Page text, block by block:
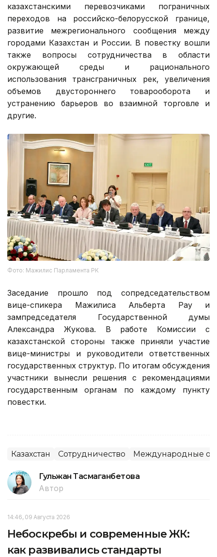
казахстанскими перевозчиками пограничных
переходов на российско-белорусской границе,
развитие межрегионального сообщения между
городами Казахстан и России. В повестку вошли
также вопросы сотрудничества в области
окружающей среды и рационального
использования трансграничных рек, увеличения
объемов двустороннего товарооборота и
устранению барьеров во взаимной торговле и
другие.
Фото: Мажилис Парламента РК
Заседание прошло под сопредседательством
вице-спикера Мажилиса Альберта Рау и
зампредседателя Государственной думы
Александра Жукова. В работе Комиссии с
казахстанской стороны также приняли участие
вице-министры и руководители ответственных
государственных структур. По итогам обсуждения
участники вынесли решения с рекомендациями
государственным органам по каждому пункту
повестки.
Казахстан Сотрудничество Международные
Гульжан Тасмаганбетова
Автор
14:46, 09 Августа 2026
Небоскребы и современные ЖК:
как развивались стандарты